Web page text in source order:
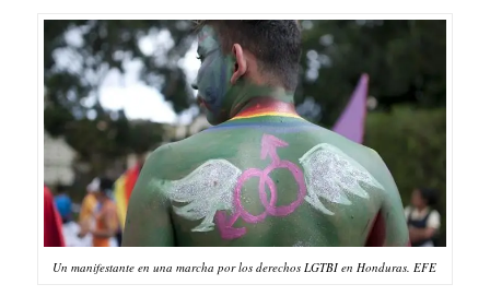
Un manifestante en una marcha por los derechos LGTBI en Honduras. EFE